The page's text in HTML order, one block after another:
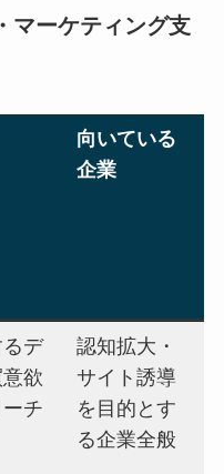
マーケティング支
向いている
企業
デ
欲
チ
認知拡大・
サイト誘導
を目的とす
る企業全般